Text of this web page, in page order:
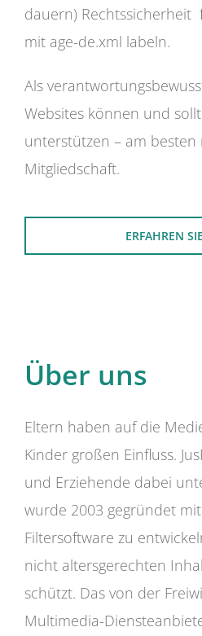
dauern) Rechtssicherheit
mit age-de.xml labeln.
Als
Websites können und
unterstützen – am besten
Mitgliedschaft.
ERFAHREN
Über uns
Eltern haben auf die
Kinder großen Einfluss.
und Erziehende dabei
wurde 2003 gegründet
Filtersoftware zu
nicht altersgerechten
schützt. Das von der
Multimedia-